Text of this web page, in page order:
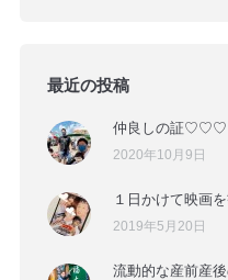
最近の投稿
仲良しの証♡♡♡
2020年10月9日
１日かけて映画
2019年5月20日
流動的な産前産